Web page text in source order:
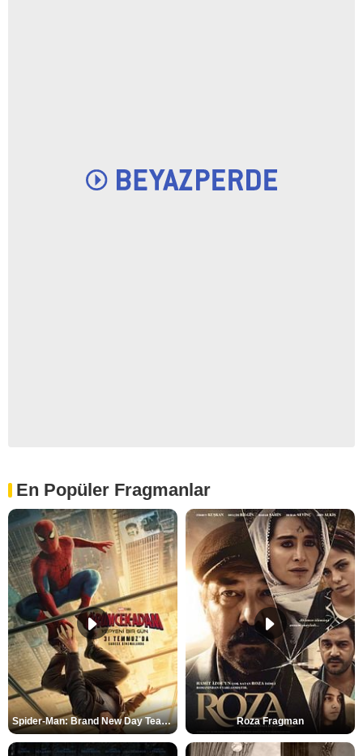
En Popüler Fragmanlar
Spider-Man: Brand New Day Teaser Roza Fragman